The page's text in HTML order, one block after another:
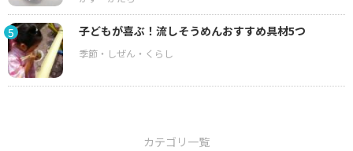
5 子どもが喜ぶ！流しそうめんおすすめ具材5つ
カテゴリ一覧